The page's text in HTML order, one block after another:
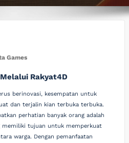
Games
Rakyat4D
berinovasi, kesempatan untuk
dan terjalin kian terbuka terbuka.
perhatian banyak orang adalah
memiliki tujuan untuk memperkuat
warga. Dengan pemanfaatan